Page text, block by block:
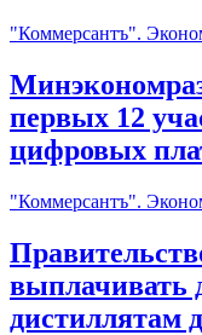
"Коммерсантъ".
первых 12
цифровых
"Коммерсантъ".
выплачивать
дистиллятам